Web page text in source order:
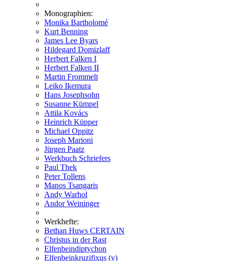
Monographien:
Monika Bartholomé
Kurt Benning
James Lee Byars
Hildegard Domizlaff
Herbert Falken I
Herbert Falken II
Martin Frommelt
Leiko Ikemura
Hans Josephsohn
Susanne Kümpel
Attila Kovács
Heinrich Küpper
Michael Oppitz
Joseph Marioni
Jürgen Paatz
Werkbuch Schriefers
Paul Thek
Peter Tollens
Manos Tsangaris
Andy Warhol
Andor Weininger
Werkhefte:
Bethan Huws CERTAIN
Christus in der Rast
Elfenbeindiptychon
Elfenbeinkruzifixus (v)